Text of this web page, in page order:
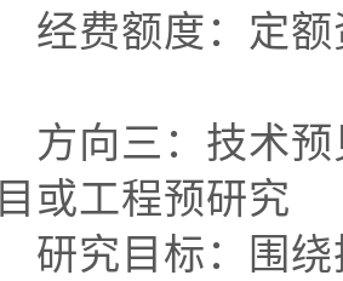
费额度：定额
向三：技术预
或工程预研究
究目标：围绕